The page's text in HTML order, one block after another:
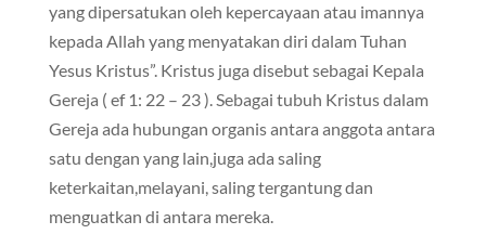
yang dipersatukan oleh kepercayaan atau imannya
kepada Allah yang menyatakan diri dalam Tuhan
Yesus Kristus”. Kristus juga disebut sebagai Kepala
Gereja ( ef 1: 22 – 23 ). Sebagai tubuh Kristus dalam
Gereja ada hubungan organis antara anggota antara
satu dengan yang lain,juga ada saling
keterkaitan,melayani, saling tergantung dan
menguatkan di antara mereka.